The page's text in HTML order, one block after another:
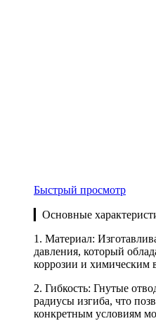
Быстрый просмотр
▎Основные
1. Материал:
давления, который
коррозии и химическим
2. Гибкость: Гнутые
радиусы изгиба, что
конкретным условиям